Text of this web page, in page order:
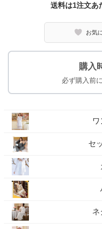
送料は1注文あ
お気
購入
必ず購入前
ワ
セ
ネ